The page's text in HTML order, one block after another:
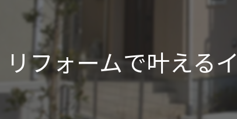
リフォームで叶える